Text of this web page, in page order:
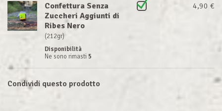
Confettura Senza
Zuccheri Aggiunti di
Ribes Nero
(212gr)
Disponibilità
Ne sono rimasti 5
4,90 €
Condividi questo prodotto